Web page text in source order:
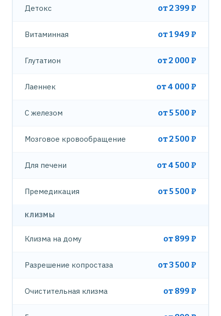
Детокс от 2 399 ₽
Витаминная от 1 949 ₽
Глутатион от 2 000 ₽
Лаеннек от 4 000 ₽
С железом от 5 500 ₽
Мозговое кровообращение от 2 500 ₽
Для печени от 4 500 ₽
Премедикация от 5 500 ₽
КЛИЗМЫ
Клизма на дому от 899 ₽
Разрешение копростаза от 3 500 ₽
Очистительная клизма от 899 ₽